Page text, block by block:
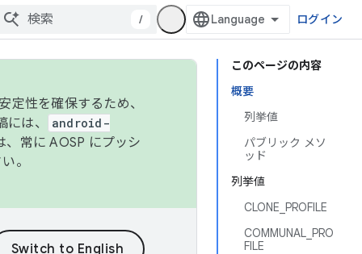
/ ログイン
このページの内容
概要
列挙値
パブリック メソ
ッド
列挙値
CLONE_PROFILE
COMMUNAL_PRO
FILE
性を確保するため、
は、
android-
常に AOSP にプッシ
。